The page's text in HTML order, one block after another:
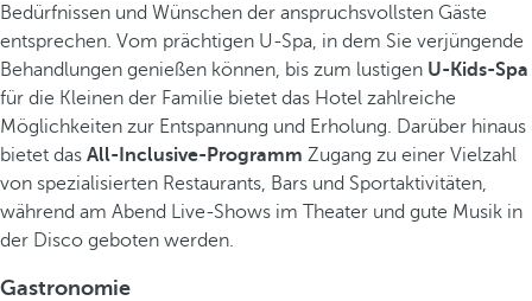
Bedürfnissen und Wünschen der anspruchsvollsten Gäste
entsprechen. Vom prächtigen U-Spa, in dem Sie verjüngende
Behandlungen genießen können, bis zum lustigen U-Kids-Spa
für die Kleinen der Familie bietet das Hotel zahlreiche
Möglichkeiten zur Entspannung und Erholung. Darüber hinaus
bietet das All-Inclusive-Programm Zugang zu einer Vielzahl
von spezialisierten Restaurants, Bars und Sportaktivitäten,
während am Abend Live-Shows im Theater und gute Musik in
der Disco geboten werden.
Gastronomie